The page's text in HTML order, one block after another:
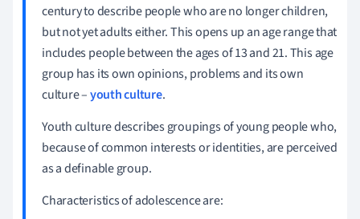
century to describe people who are no longer children,
but not yet adults either. This opens up an age range that
includes people between the ages of 13 and 21. This age
group has its own opinions, problems and its own
culture –youth culture.
Youth culture describes groupings of young people who,
because of common interests or identities, are perceived
as a definable group.
Characteristics of adolescence are: